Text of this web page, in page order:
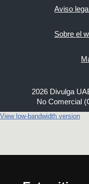
Aviso
Sobre el
2026 Divulga
No Comercial
View low-bandwidth version